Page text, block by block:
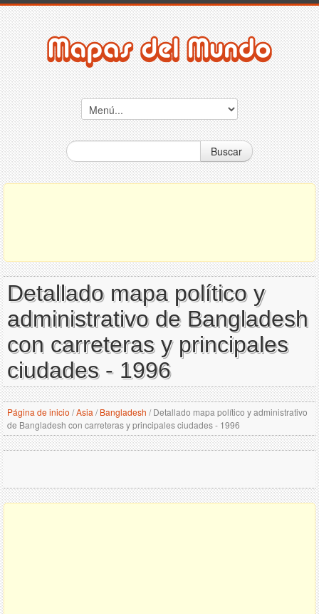
Buscar
Detallado mapa político y
administrativo de Bangladesh
con carreteras y principales
ciudades - 1996
Página de inicio /Asia / Bangladesh /Detallado mapa político y administrativo
de Bangladesh con carreteras y principales ciudades - 1996